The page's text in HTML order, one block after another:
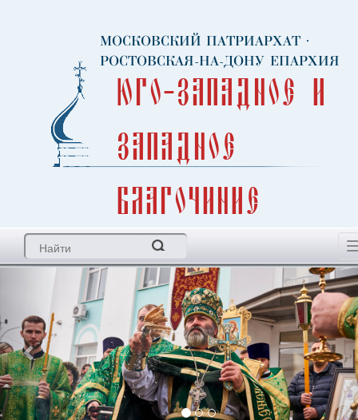
МОСКОВСКИЙ ПАТРИАРХАТ ·
РОСТОВСКАЯ-НА-ДОНУ ЕПАРХИЯ
Юго-Западное и
Западное
благочиние